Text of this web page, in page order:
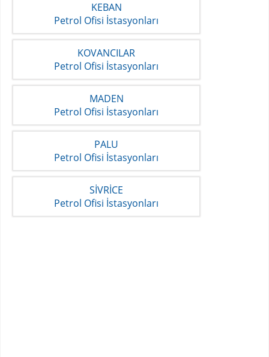
KEBAN
Petrol Ofisi İstasyonları
KOVANCILAR
Petrol Ofisi İstasyonları
MADEN
Petrol Ofisi İstasyonları
PALU
Petrol Ofisi İstasyonları
SİVRİCE
Petrol Ofisi İstasyonları